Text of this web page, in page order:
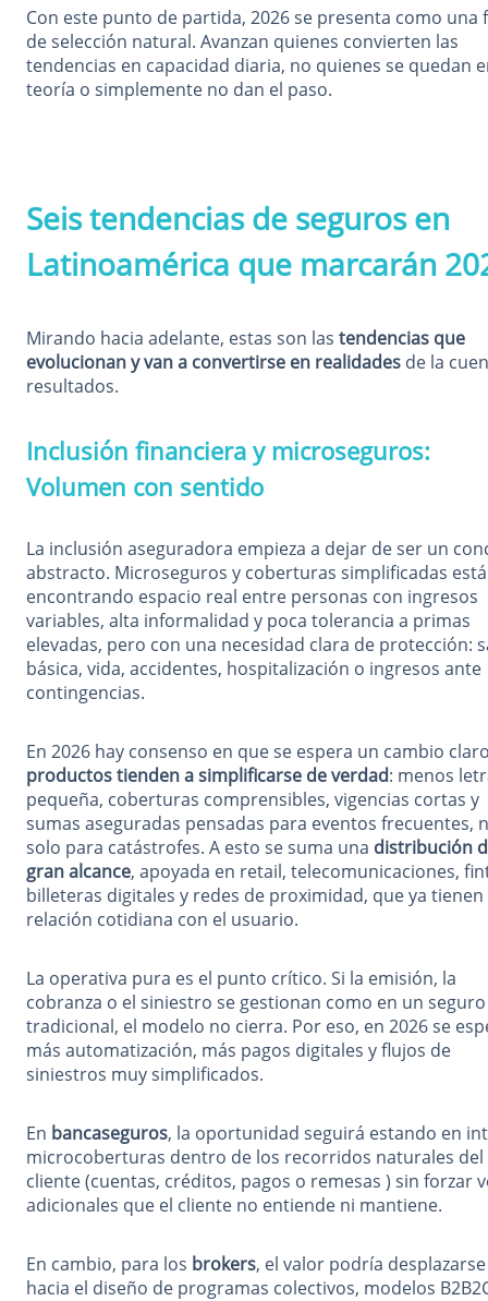
Con este punto de partida, 2026 se presenta como una
de selección natural. Avanzan quienes convierten las
tendencias en capacidad diaria, no quienes se quedan
teoría o simplemente no dan el paso.
Seis tendencias de seguros en
Latinoamérica que marcarán
Mirando hacia adelante, estas son las tendencias que
evolucionan y van a convertirse en realidades de la
resultados.
Inclusión financiera y microseguros:
Volumen con sentido
La inclusión aseguradora empieza a dejar de ser un
abstracto. Microseguros y coberturas simplificadas
encontrando espacio real entre personas con ingresos
variables, alta informalidad y poca tolerancia a primas
elevadas, pero con una necesidad clara de protección:
básica, vida, accidentes, hospitalización o ingresos ante
contingencias.
En 2026 hay consenso en que se espera un cambio
productos tienden a simplificarse de verdad: menos
pequeña, coberturas comprensibles, vigencias cortas y
sumas aseguradas pensadas para eventos frecuentes,
solo para catástrofes. A esto se suma una distribución
gran alcance, apoyada en retail, telecomunicaciones,
billeteras digitales y redes de proximidad, que ya tienen
relación cotidiana con el usuario.
La operativa pura es el punto crítico. Si la emisión, la
cobranza o el siniestro se gestionan como en un seguro
tradicional, el modelo no cierra. Por eso, en 2026 se
más automatización, más pagos digitales y flujos de
siniestros muy simplificados.
En bancaseguros, la oportunidad seguirá estando en
microcoberturas dentro de los recorridos naturales del
cliente (cuentas, créditos, pagos o remesas ) sin forzar
adicionales que el cliente no entiende ni mantiene.
En cambio, para los brokers, el valor podría desplazarse
hacia el diseño de programas colectivos, modelos